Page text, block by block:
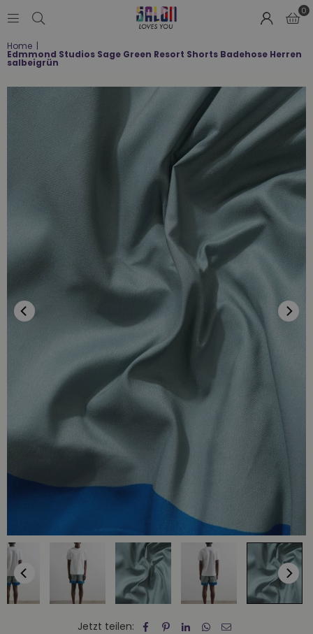
LOVES
0
Home |
Edmmond Studios Sage Green Resort Shorts Badehose Herren
salbeigrün
Jetzt teilen: